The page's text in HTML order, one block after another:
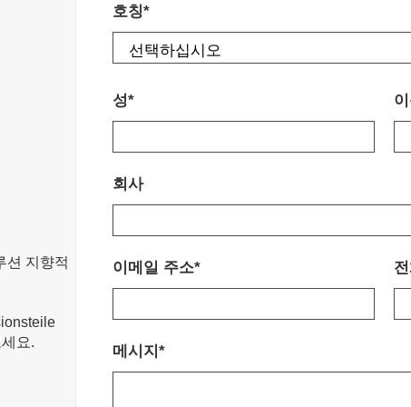
션 지향적
요.
호칭*
성*
회사
이메일 주소*
메시지*